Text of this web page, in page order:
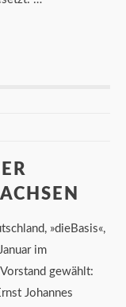
»dieBasis«,
im
gewählt:
Johannes